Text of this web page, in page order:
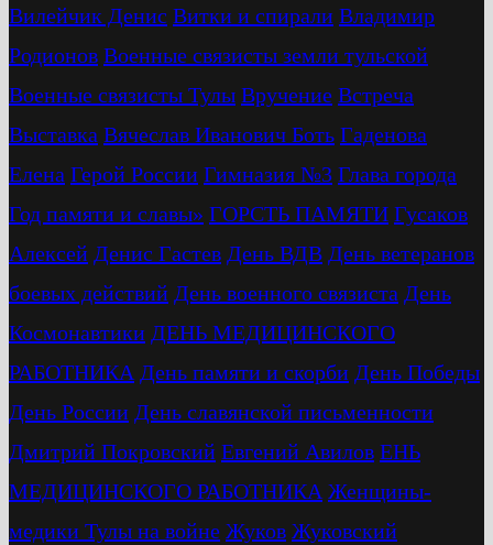
Вилейчик Денис Витки и спирали Владимир
Родионов Военные связисты земли тульской
Военные связисты Тулы Вручение Встреча
Выставка Вячеслав Иванович Боть Гаденова
Елена Герой России Гимназия №3 Глава города
Год памяти и славы» ГОРСТЬ ПАМЯТИ Гусаков
Алексей Денис Гастев День ВДВ День ветеранов
боевых действий День военного связиста День
Космонавтики ДЕНЬ МЕДИЦИНСКОГО
РАБОТНИКА День памяти и скорби День Победы
День России День славянской письменности
Дмитрий Покровский Евгений Авилов ЕНЬ
МЕДИЦИНСКОГО РАБОТНИКА Женщины-
медики Тулы на войне Жуков Жуковский